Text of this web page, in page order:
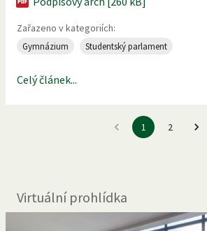
Zařazeno v kategoriích:
Gymnázium Studentský parlament
Celý článek...
1 2
Virtuální prohlídka